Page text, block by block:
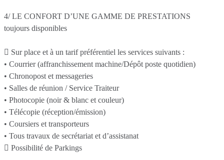
4/ LE CONFORT D’UNE GAMME DE PRESTATIONS
toujours disponibles
 Sur place et à un tarif préférentiel les services suivants :
• Courrier (affranchissement machine/Dépôt poste quotidien)
• Chronopost et messageries
• Salles de réunion / Service Traiteur
• Photocopie (noir & blanc et couleur)
• Télécopie (réception/émission)
• Coursiers et transporteurs
• Tous travaux de secrétariat et d’assistanat